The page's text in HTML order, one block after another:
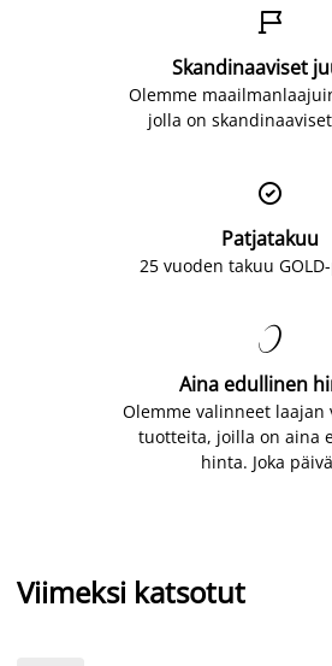

Skandinaaviset
Olemme
jolla on

Patjatakuu
25 vuoden takuu

Aina edullinen
Olemme valinneet laajan
tuotteita, joilla on aina
hinta. Joka
Viimeksi katsotut